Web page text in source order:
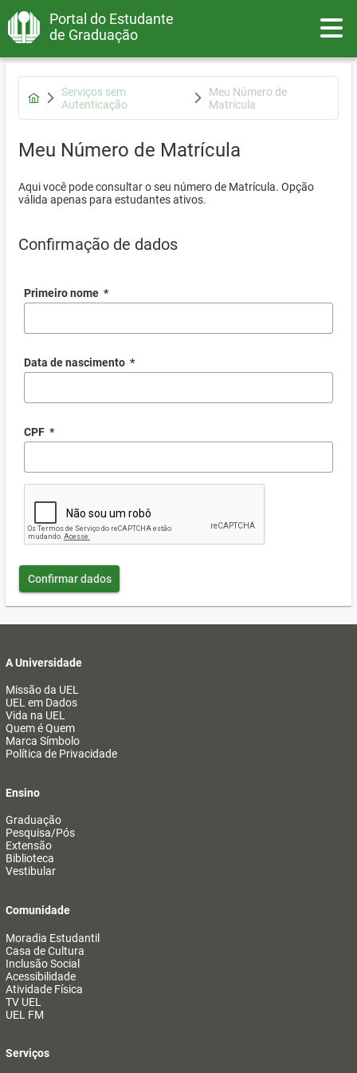
Portal do Estudante
de Graduação
Serviços sem
Autenticação
Meu Número de
Matrícula
Meu Número de Matrícula
Aqui você pode consultar o seu número de Matrícula. Opção
válida apenas para estudantes ativos.
Confirmação de dados
Primeiro nome *
Data de nascimento *
CPF *
Confirmar dados
A Universidade
Missão da UEL
UEL em Dados
Vida na UEL
Quem é Quem
Marca Símbolo
Política de Privacidade
Ensino
Graduação
Pesquisa/Pós
Extensão
Biblioteca
Vestibular
Comunidade
Moradia Estudantil
Casa de Cultura
Inclusão Social
Acessibilidade
Atividade Física
TV UEL
UEL FM
Serviços